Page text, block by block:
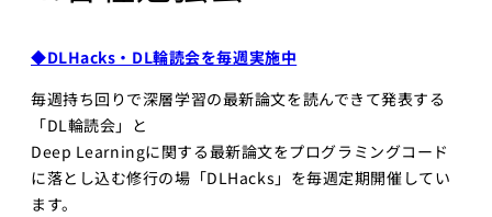
◆DLHacks・DL輪読会を毎週実施中
毎週持ち回りで深層学習の最新論文を読んできて発表する
「DL輪読会」と
Deep Learningに関する最新論文をプログラミングコード
に落とし込む修行の場「DLHacks」を毎週定期開催してい
ます。